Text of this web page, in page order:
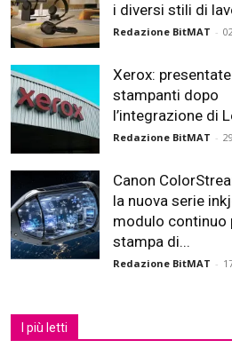
i diversi stili di
Redazione BitMAT -
Xerox:
stampanti dopo
l’integrazione di
Redazione BitMAT -
Canon
la nuova serie
modulo continuo
stampa di...
Redazione BitMAT -
I più letti